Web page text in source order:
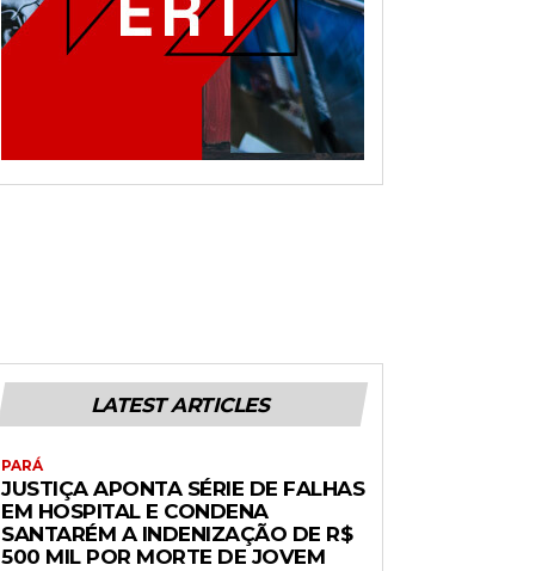
LATEST ARTICLES
PARÁ
JUSTIÇA APONTA SÉRIE DE FALHAS
EM HOSPITAL E CONDENA
SANTARÉM A INDENIZAÇÃO DE R$
500 MIL POR MORTE DE JOVEM